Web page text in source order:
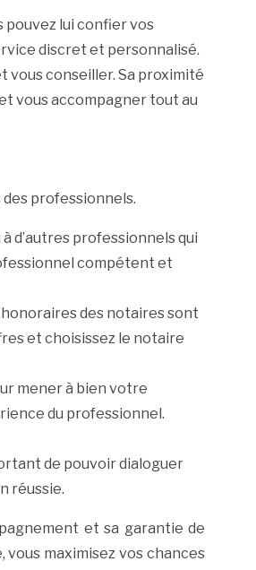
pouvez lui confier vos
discret et personnalisé.
conseiller. Sa proximité
vous accompagner tout au
professionnels.
d’autres professionnels qui
compétent et
des notaires sont
et choisissez le notaire
mener à bien votre
du professionnel.
de pouvoir dialoguer
réussie.
et sa garantie de
maximisez vos chances